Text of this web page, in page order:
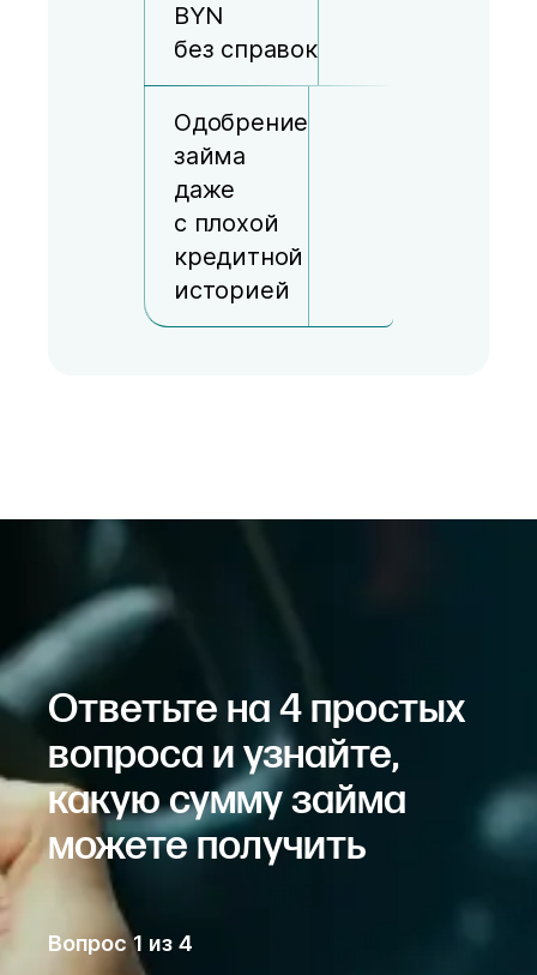
BYN
без справок
Одобрение
займа
даже
с плохой
кредитной
историей
Ответьте на 4 простых
вопроса и узнайте,
какую сумму займа
можете получить
Вопрос1 из 4